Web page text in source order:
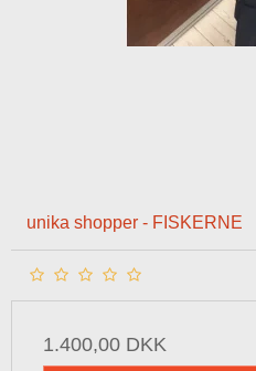
unika shopper - FISKERNE
1.400,00 DKK